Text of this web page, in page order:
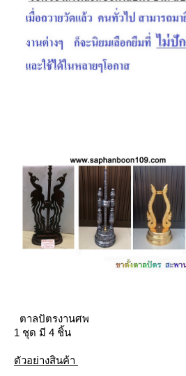
ตาลปัตรงานศพ
1 ชุด มี 4 ชิ้น
ตัวอย่างสินค้า